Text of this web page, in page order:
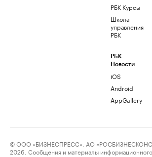
РБК Курсы
Школа
управления
РБК
РБК
Новости
iOS
Android
AppGallery
© ООО «БИЗНЕСПРЕСС», АО
2026. Сообщения и материалы информационного